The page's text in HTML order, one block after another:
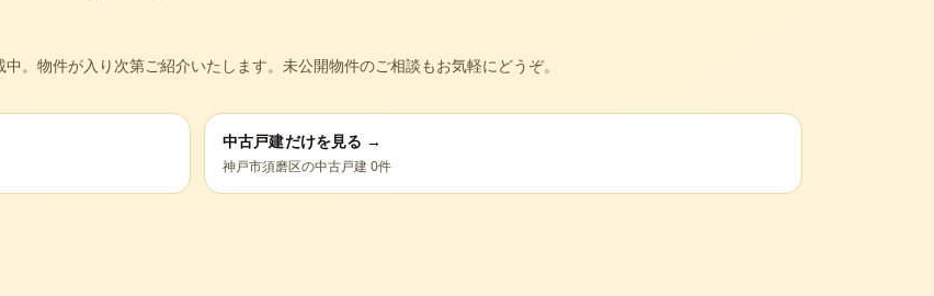
。 物件が入り次第ご紹介いたします。未公開物件のご相談もお気軽にどうぞ。
中古戸建だけを見る →
神戸市須磨区の中古戸建0件